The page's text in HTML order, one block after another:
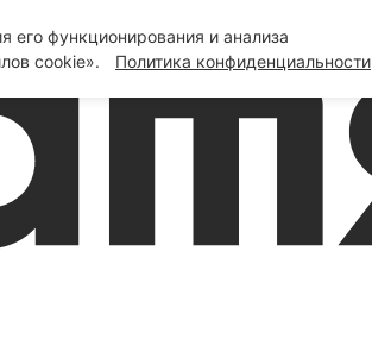
его функционирования и анализа
cookie».
Политика конфиденциальности